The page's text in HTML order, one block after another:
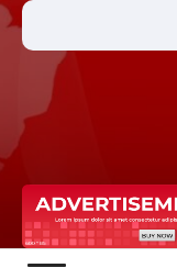
Skip
content